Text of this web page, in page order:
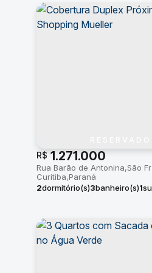
R$ 1.271.000
Rua Barão de Antonina São
Curitiba Paraná
2dormitório(s)3banheiro(s)1